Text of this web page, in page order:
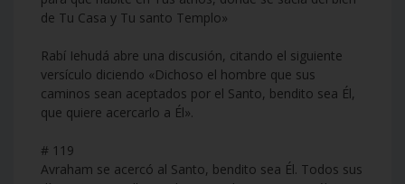
de Tu Casa y Tu santo Templo»
Rabí Iehudá abre una discusión, citando el siguiente
versículo diciendo «Dichoso el hombre que sus
caminos sean aceptados por el Santo, bendito sea Él,
que quiere acercarlo a Él».
# 119
Avraham se acercó al Santo, bendito sea Él. Todos sus